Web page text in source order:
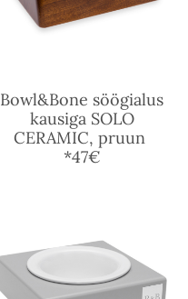
Bowl&Bone söögialus
kausiga SOLO
CERAMIC, pruun
*47€